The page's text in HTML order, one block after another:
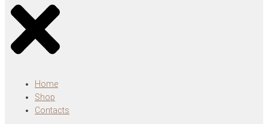
Home
Shop
Contacts